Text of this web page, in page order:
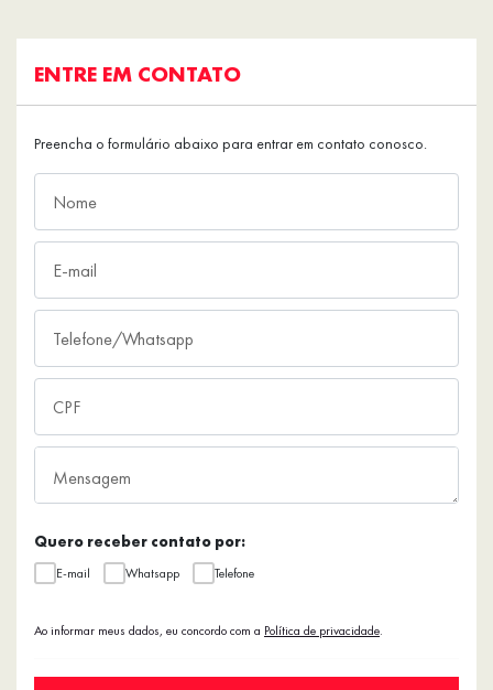
ENTRE EM CONTATO
Preencha o formulário abaixo para entrar em contato conosco.
Quero receber contato por:
E-mail Whatsapp Telefone
Ao informar meus dados, eu concordo com a Política de privacidade.